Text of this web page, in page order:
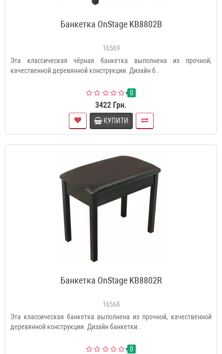
Банкетка OnStage KB8802B
16569
Эта классическая чёрная банкетка выполнена из прочной,
качественной деревянной конструкции. Дизайн б..
0
3422 Грн.
КУПИТИ
Банкетка OnStage KB8802R
16568
Эта классическая банкетка выполнена из прочной, качественной
деревянной конструкции. Дизайн банкетки..
0